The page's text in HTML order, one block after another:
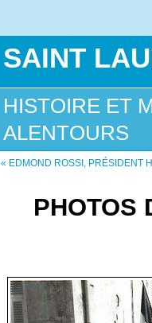
SAINT
HISTOIRE ET
ALENTOURS
« EDMOND ROSSI, PRÉSIDENT
PHOTOS